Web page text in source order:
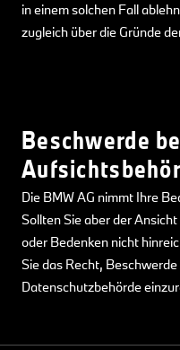
in einem solchen Fall
zugleich über die Gründe
Beschwerde
Die BMW AG nimmt Ihre
Sollten Sie aber der
oder Bedenken nicht
Sie das Recht,
Datenschutzbehörde